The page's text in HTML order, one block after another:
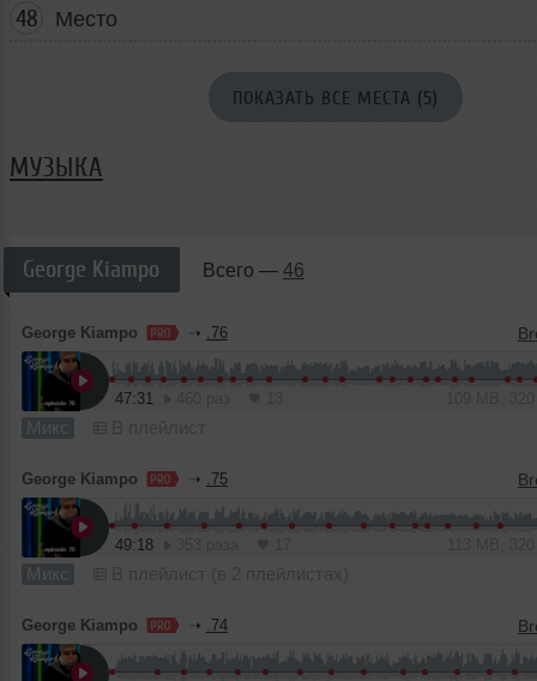
48 Место
ПОКАЗАТЬ ВСЕ МЕСТА (5)
МУЗЫКА
George Kiampo Всего — 46
George Kiampo ➝ .76
47:31
Микс В плейлист
George Kiampo ➝ .75
49:18
Микс В плейлист (в 2 плейлистах)
George Kiampo ➝ .74